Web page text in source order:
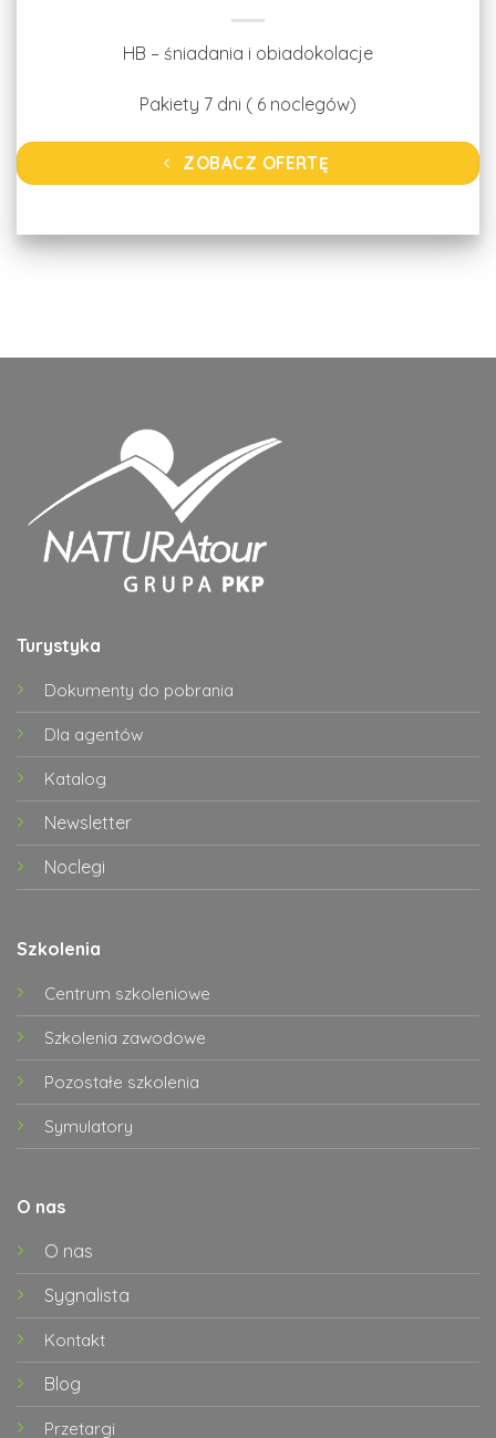
HB – śniadania i obiadokolacje
Pakiety 7 dni ( 6 noclegów)
ZOBACZ OFERTĘ
Turystyka
Dokumenty do pobrania
Dla agentów
Katalog
Newsletter
Noclegi
Szkolenia
Centrum szkoleniowe
Szkolenia zawodowe
Pozostałe szkolenia
Symulatory
O nas
O nas
Sygnalista
Kontakt
Blog
Przetargi